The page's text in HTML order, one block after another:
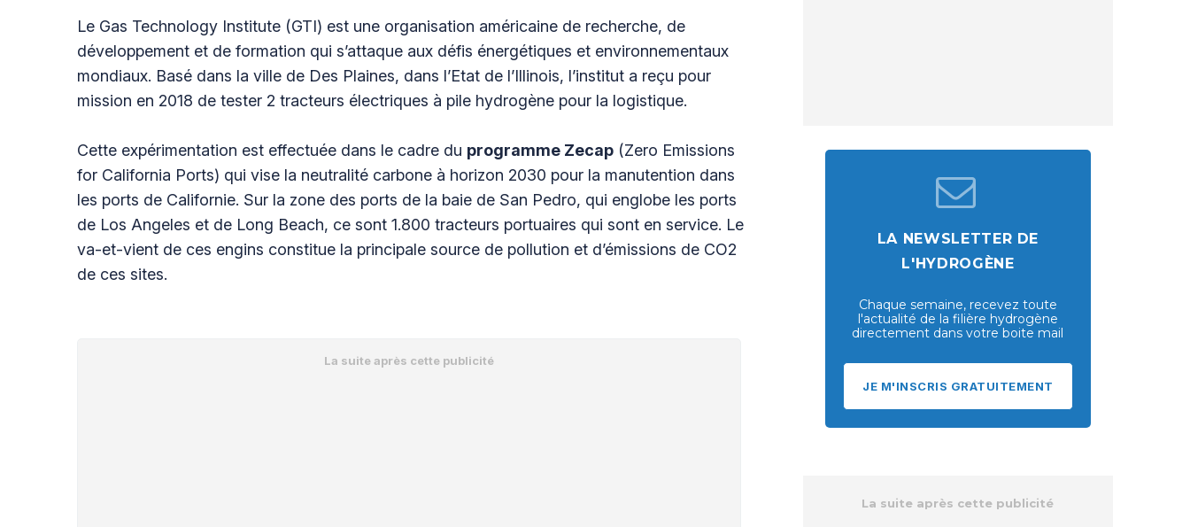
Le Gas Technology Institute (GTI) est une organisation américaine de recherche, de
développement et de formation qui s’attaque aux défis énergétiques et environnementaux
mondiaux. Basé dans la ville de Des Plaines, dans l’Etat de l’Illinois, l’institut a reçu pour
mission en 2018 de tester 2 tracteurs électriques à pile hydrogène pour la logistique.
Cette expérimentation est effectuée dans le cadre du programme Zecap (Zero Emissions
for California Ports) qui vise la neutralité carbone à horizon 2030 pour la manutention dans
les ports de Californie. Sur la zone des ports de la baie de San Pedro, qui englobe les ports
de Los Angeles et de Long Beach, ce sont 1.800 tracteurs portuaires qui sont en service. Le
va-et-vient de ces engins constitue la principale source de pollution et d’émissions de CO2
de ces sites.
LA NEWSLETTER DE
L'HYDROGÈNE
Chaque semaine, recevez toute
l'actualité de la filière hydrogène
directement dans votre boite mail
JE M'INSCRIS GRATUITEMENT